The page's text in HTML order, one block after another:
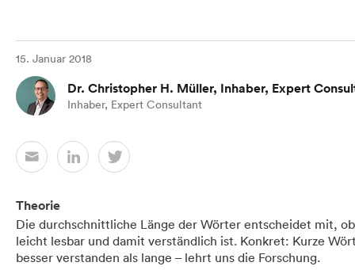
15. Januar 2018
Dr. Christopher H. Müller, Inhaber, Expert
Inhaber, Expert Consultant
Theorie
Die durchschnittliche Länge der Wörter entscheidet mit,
leicht lesbar und damit verständlich ist. Konkret: Kurze
besser verstanden als lange – lehrt uns die Forschung.